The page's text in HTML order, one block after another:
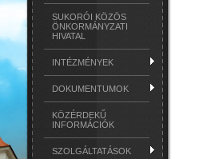
SUKORÓI KÖZÖS
ÖNKORMÁNYZATI
HIVATAL
INTÉZMÉNYEK
DOKUMENTUMOK
KÖZÉRDEKŰ
INFORMÁCIÓK
SZOLGÁLTATÁSOK